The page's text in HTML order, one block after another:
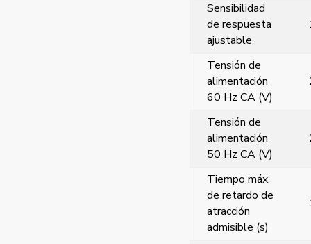
Sensibilidad
de respuesta
ajustable
Tensión de
alimentación
60 Hz CA (V)
Tensión de
alimentación
50 Hz CA (V)
Tiempo máx.
de retardo de
atracción
admisible (s)